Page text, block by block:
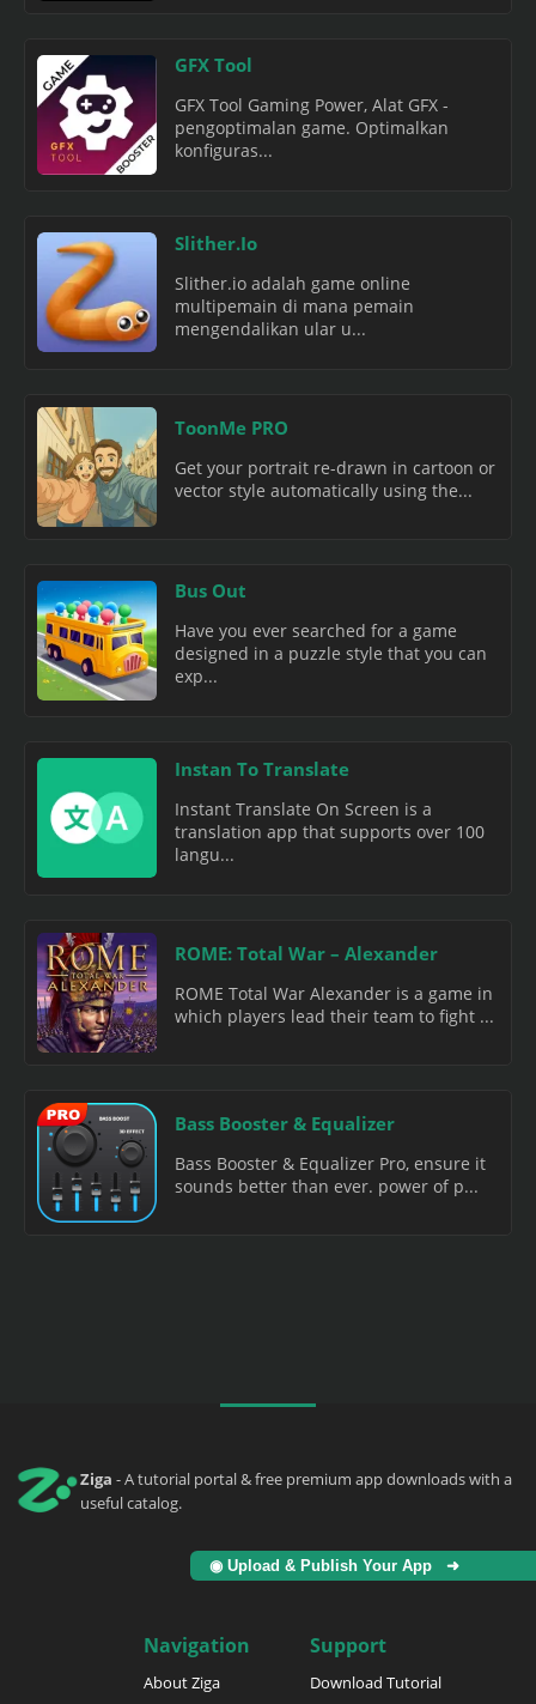
GFX Tool
GFX Tool Gaming Power, Alat GFX -
pengoptimalan game. Optimalkan
konfiguras...
Slither.Io
Slither.io adalah game online
multipemain di mana pemain
mengendalikan ular u...
ToonMe PRO
Get your portrait re-drawn in cartoon or
vector style automatically using the...
Bus Out
Have you ever searched for a game
designed in a puzzle style that you can
exp...
Instan To Translate
Instant Translate On Screen is a
translation app that supports over 100
langu...
ROME: Total War – Alexander
ROME Total War Alexander is a game in
which players lead their team to fight ...
Bass Booster & Equalizer
Bass Booster & Equalizer Pro, ensure it
sounds better than ever. power of p...
Ziga - A tutorial portal & free premium app downloads with a
useful catalog.
◉ Upload & Publish Your App ➜
Navigation
About Ziga
Support
Download Tutorial